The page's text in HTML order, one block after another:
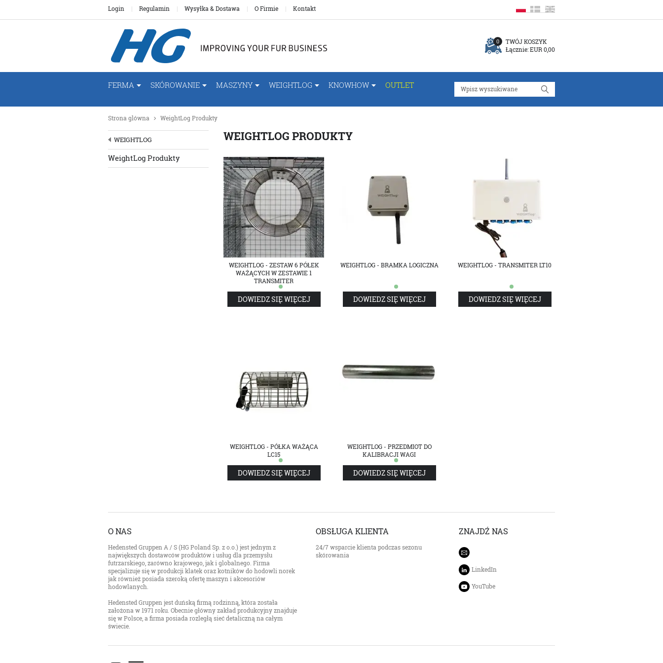
Login Regulamin Wysyłka & Dostawa O Firmie Kontakt
TWÓJ KOSZYK
0
Łącznie:EUR 0,00
FERMA SKÓROWANIE MASZYNY WEIGHTLOG KNOWHOW OUTLET
Strona glówna WeightLog Produkty
WEIGHTLOG
WeightLog Produkty
WEIGHTLOG PRODUKTY
WEIGHTLOG - ZESTAW 6 PÓŁEK
WAŻĄCYCH W ZESTAWIE 1
TRANSMITER
DOWIEDZ SIĘ WIĘCEJ
WEIGHTLOG - BRAMKA LOGICZNA
DOWIEDZ SIĘ WIĘCEJ
WEIGHTLOG - TRANSMITER LT10
DOWIEDZ SIĘ WIĘCEJ
WEIGHTLOG - PÓŁKA WAŻĄCA
LC15
DOWIEDZ SIĘ WIĘCEJ
WEIGHTLOG - PRZEDMIOT DO
KALIBRACJI WAGI
DOWIEDZ SIĘ WIĘCEJ
O NAS
Hedensted Gruppen A / S (HG Poland Sp. z o.o.) jest jednym z
największych dostawców produktów i usług dla przemysłu
futrzarskiego, zarówno krajowego, jak i globalnego. Firma
specjalizuje się w produkcji klatek oraz kotników do hodowli norek
jak również posiada szeroką ofertę maszyn i akcesoriów
hodowlanych.
Hedensted Gruppen jest duńską firmą rodzinną, która została
założona w 1971 roku. Obecnie główny zakład produkcyjny znajduje
się w Polsce, a firma posiada rozległą sieć detaliczną na całym
świecie.
OBSŁUGA KLIENTA
24/7 wsparcie klienta podczas sezonu
skórowania
ZNAJDŹ NAS
LinkedIn
YouTube